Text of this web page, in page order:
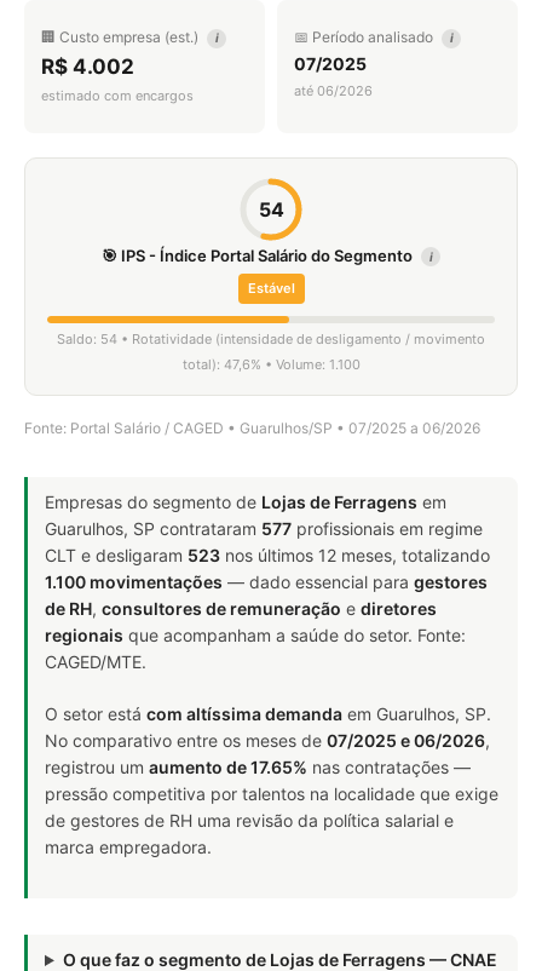
🏢 Custo empresa (est.) i
R$ 4.002
estimado com encargos
📅 Período analisado i
07/2025
até 06/2026
54
🎯 IPS - Índice Portal Salário do Segmento i
Estável
Saldo: 54 • Rotatividade (intensidade de desligamento / movimento
total): 47,6% • Volume: 1.100
Fonte: Portal Salário / CAGED • Guarulhos/SP • 07/2025 a 06/2026
Empresas do segmento de Lojas de Ferragens em
Guarulhos, SP contrataram 577 profissionais em regime
CLT e desligaram 523 nos últimos 12 meses, totalizando
1.100 movimentações — dado essencial para gestores
de RH, consultores de remuneração e diretores
regionais que acompanham a saúde do setor. Fonte:
CAGED/MTE.
O setor está com altíssima demanda em Guarulhos, SP.
No comparativo entre os meses de 07/2025 e 06/2026,
registrou um aumento de 17.65% nas contratações —
pressão competitiva por talentos na localidade que exige
de gestores de RH uma revisão da política salarial e
marca empregadora.
O que faz o segmento de Lojas de Ferragens — CNAE